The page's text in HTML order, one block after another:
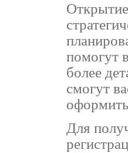
помогут
более
смогут
Для